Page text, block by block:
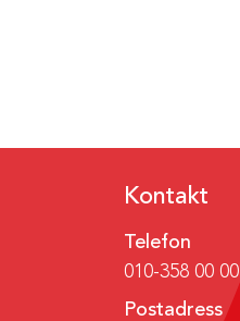
Kontakt
Telefon
010-358 00 00
Postadress